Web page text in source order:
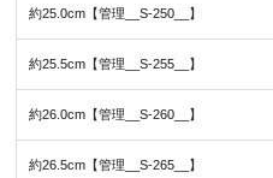
約25.0cm【管理__S-250__】
約25.5cm【管理__S-255__】
約26.0cm【管理__S-260__】
約26.5cm【管理__S-265__】